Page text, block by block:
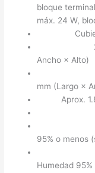
bloque
máx. 24 W,
Ancho × Alto)
mm (Largo ×
Aprox.
95% o menos
Humedad